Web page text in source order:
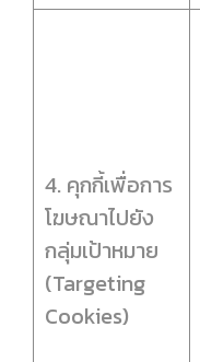
4. คุกกี้เพื่อการ
โฆษณาไปยัง
กลุ่มเป้าหมาย
(Targeting
Cookies)